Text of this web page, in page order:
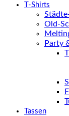
T-Shirts
Old-
Party
Tassen